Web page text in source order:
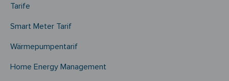
Tarife
Smart Meter Tarif
Wärmepumpentarif
Home Energy Management